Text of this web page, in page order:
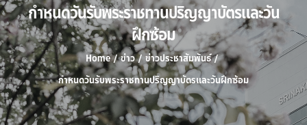
กำหนดวันรับพระราชทานปริญญาบัตรและวัน
ฝึกซ้อม
Home / ข่าว / ข่าวประชาสัมพันธ์ /
กำหนดวันรับพระราชทานปริญญาบัตรและวันฝึกซ้อม